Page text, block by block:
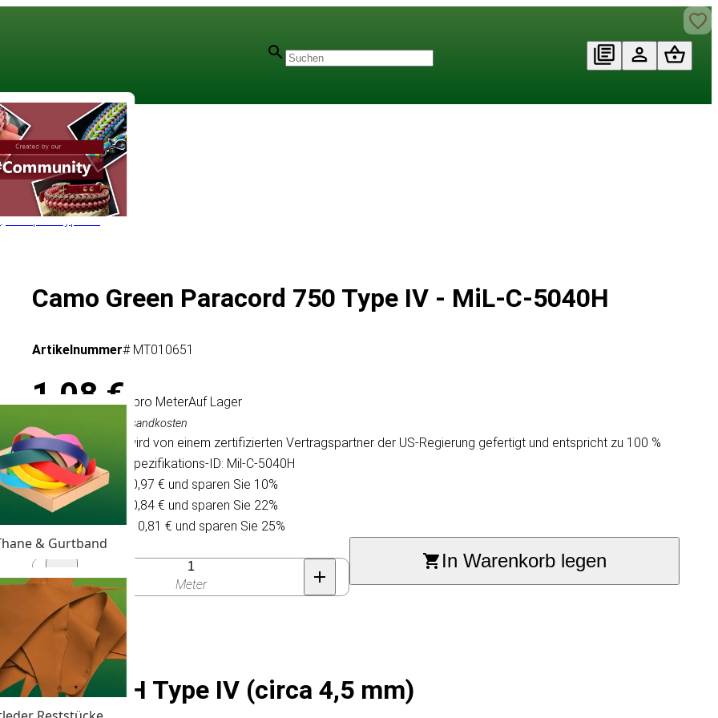
& Gurtband
/Mil-Spec Type IV
Camo Green Paracord 750 Type IV - MiL-C-5040H
Artikelnummer# MT010651
1,08 €/ pro MeterAuf Lager
Inkl. MwSt., exkl. Versandkosten
Dieser Paracord wird von einem zertifizierten Vertragspartner der US-Regierung gefertigt und entspricht zu 100 %
der militärischen Spezifikations-ID: Mil-C-5040H
Kaufen Sie 15 für 0,97 € und sparen Sie 10%
Kaufen Sie 75 für 0,84 € und sparen Sie 22%
Kaufen Sie 300 für 0,81 € und sparen Sie 25%
Anzahl
Meter
In Warenkorb legen
C-5040H Type IV (circa 4,5 mm)